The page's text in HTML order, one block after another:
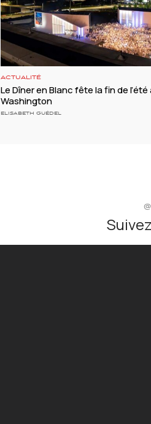
ACTUALITÉ
Le Dîner en Blanc fête la fin de l’été
Washington
ELISABETH GUÉDEL